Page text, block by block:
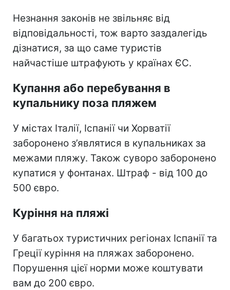
Незнання законів не звільняє від
відповідальності, тож варто заздалегідь
дізнатися, за що саме туристів
найчастіше штрафують у країнах ЄС.
Купання або перебування в
купальнику поза пляжем
У містах Італії, Іспанії чи Хорватії
заборонено з’являтися в купальниках за
межами пляжу. Також суворо заборонено
купатися у фонтанах. Штраф - від 100 до
500 євро.
Куріння на пляжі
У багатьох туристичних регіонах Іспанії та
Греції куріння на пляжах заборонено.
Порушення цієї норми може коштувати
вам до 200 євро.